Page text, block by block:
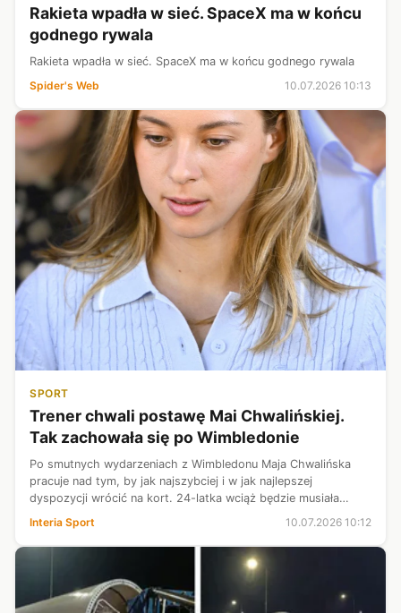
Rakieta wpadła w sieć. SpaceX ma w końcu
godnego rywala
Rakieta wpadła w sieć. SpaceX ma w końcu godnego rywala
Spider's Web
10.07.2026 10:13
SPORT
Trener chwali postawę Mai Chwalińskiej.
Tak zachowała się po Wimbledonie
Po smutnych wydarzeniach z Wimbledonu Maja Chwalińska
pracuje nad tym, by jak najszybciej i w jak najlepszej
dyspozycji wrócić na kort. 24-latka wciąż będzie musiała
podkreślił Dawid Celt pod...
Interia Sport 10.07.2026 10:12